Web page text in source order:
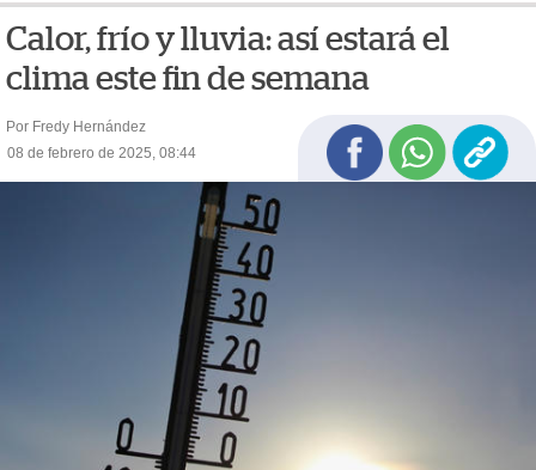
Calor, frío y lluvia: así estará el
clima este fin de semana
Por Fredy Hernández
08 de febrero de 2025, 08:44